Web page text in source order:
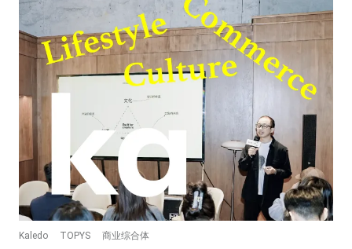
Kaledo TOPYS 商业综合体